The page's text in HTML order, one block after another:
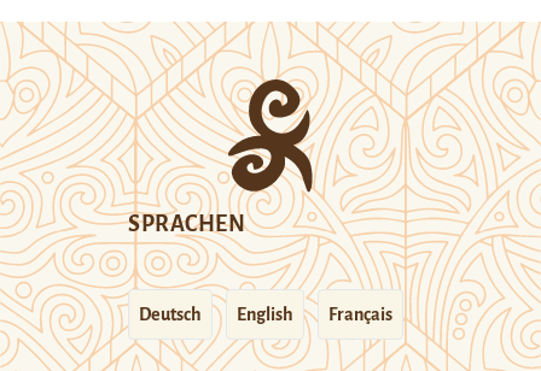
SPRACHEN
Deutsch English Français